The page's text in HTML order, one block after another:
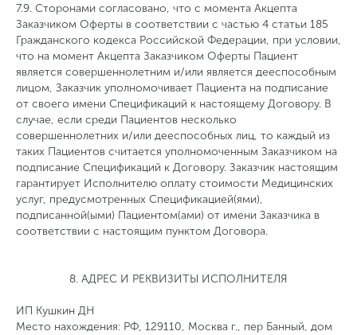
7.9. Сторонами согласовано, что с момента Акцепта
Заказчиком Оферты в соответствии с частью 4 статьи 185
Гражданского кодекса Российской Федерации, при условии,
что на момент Акцепта Заказчиком Оферты Пациент
является совершеннолетним и/или является дееспособным
лицом, Заказчик уполномочивает Пациента на подписание
от своего имени Спецификаций к настоящему Договору. В
случае, если среди Пациентов несколько
совершеннолетних и/или дееспособных лиц, то каждый из
таких Пациентов считается уполномоченным Заказчиком на
подписание Спецификаций к Договору. Заказчик настоящим
гарантирует Исполнителю оплату стоимости Медицинских
услуг, предусмотренных Спецификацией(ями),
подписанной(ыми) Пациентом(ами) от имени Заказчика в
соответствии с настоящим пунктом Договора.
8. АДРЕС И РЕКВИЗИТЫ ИСПОЛНИТЕЛЯ
ИП Кушкин ДН
Место нахождения: РФ, 129110, Москва г., пер Банный, дом